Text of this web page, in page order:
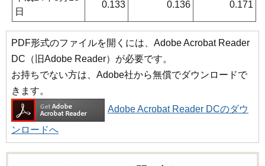
日
0.133 0.136 0.171
PDF形式のファイルを開くには、Adobe Acrobat Reader
DC（旧Adobe Reader）が必要です。
お持ちでない方は、Adobe社から無償でダウンロードで
きます。
Adobe Acrobat Reader DCのダウ
ンロードへ